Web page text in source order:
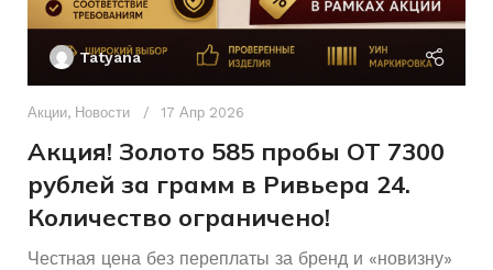
Tatyana
Акции, Новости 17 Апр 2026
Акция! Золото 585 пробы ОТ 7300
рублей за грамм в Ривьера 24.
Количество ограничено!
Честная цена без переплаты за бренд и «новизну»